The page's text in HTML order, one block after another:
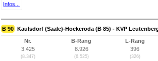
Infos...
B 90 Kaulsdorf (Saale)-Hockeroda (B 85) - KVP
Nr.
3.425
(8.347)
B-Rang
8.926
(6.525)
L-Rang
396
(326)